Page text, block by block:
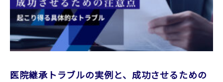
医院継承トラブルの実例と、成功させるための